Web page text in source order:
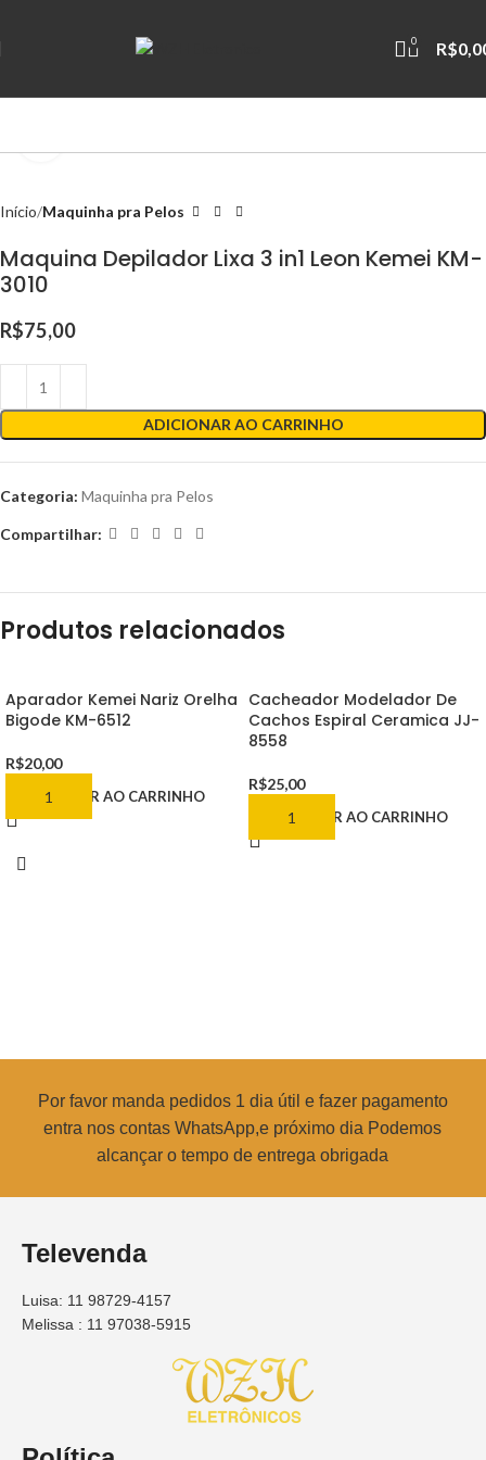
0 R$
Início Maquinha pra Pelos
Maquina Depilador Lixa 3 in1 Leon Kemei KM-
3010
R$75,00
ADICIONAR AO CARRINHO
Categoria: Maquinha pra Pelos
Compartilhar:
Produtos relacionados
Aparador Kemei Nariz Orelha
Bigode KM-6512
R$20,00
ADICIONAR AO CARRINHO
Cacheador Modelador De
Cachos Espiral Ceramica JJ-
8558
R$25,00
ADICIONAR AO CARRINHO
Por favor manda pedidos 1 dia útil e fazer pagamento
entra nos contas WhatsApp,e próximo dia Podemos
alcançar o tempo de entrega obrigada
Televenda
Luisa: 11 98729-4157
Melissa : 11 97038-5915